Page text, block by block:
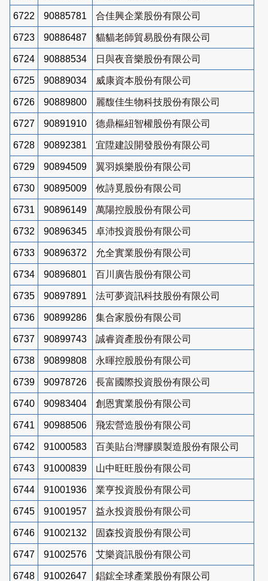
6722 90885781 合佳興企業股份有限公司
6723 90886487 貓貓老師貿易股份有限公司
6724 90888534 日與夜音樂股份有限公司
6725 90889034 威康資本股份有限公司
6726 90889800 麗馥佳生物科技股份有限公司
6727 90891910 德鼎樞紐智權股份有限公司
6728 90892381 宜陞建設開發股份有限公司
6729 90894509 翼羽娛樂股份有限公司
6730 90895009 攸詩覓股份有限公司
6731 90896149 萬陽控股股份有限公司
6732 90896345 卓沛投資股份有限公司
6733 90896372 允全實業股份有限公司
6734 90896801 百川廣告股份有限公司
6735 90897891 法可夢資訊科技股份有限公司
6736 90899286 集合家股份有限公司
6737 90899743 誠睿資產股份有限公司
6738 90899808 永暉控股股份有限公司
6739 90978726 長富國際投資股份有限公司
6740 90983404 創恩實業股份有限公司
6741 90988506 飛宏營造股份有限公司
6742 91000583 百美貼台灣膠膜製造股份有限公司
6743 91000839 山中旺旺股份有限公司
6744 91001936 業亨投資股份有限公司
6745 91001957 益永投資股份有限公司
6746 91002132 固森投資股份有限公司
6747 91002576 艾樂資訊股份有限公司
6748 91002647 錩鋐全球產業股份有限公司